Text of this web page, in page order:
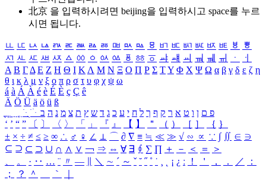
北京 을 입력하시려면 beijing을 입력하시고 space를 누르
시면 됩니다.
ㅥ ㅦ ㅧ ㅨ ㅩ ㅪ ㅫ ㅬ ㅭ ㅮ ㅯ ㅰ ㅱ ㅲ ㅳ ㅴ ㅵ ㅶ ㅷ ㅸ
ㅹ
ㅺ ㅻ ㅼ ㅽ ㅾ ㅿ ㆀ ㆁ ㆂ ㆃ ㆄ ㆅ ㆆ ㆇ ㆈ ㆉ ㆊ ㆋ ㆌ ㆍ
ㆎ
Α Β ΓΔ Ε Ζ Η Θ Ι ΚΛ Μ Ν Ξ Ο Π Ρ Σ ΤΥ Φ Χ Ψ Ω α β γ δ ε ζ η
θ ι κ λ μ ν ξ ο π ρ σ τ υ φ χ ψ ω
á à Á À é è É È ç Ç ê
Ä Ö Ü ä ö ü ß
ִֶֹ ֻּ ׁׂ פ ם ן ו ט א ר ק ף ך ל ח י ע כ ג ד ש ץ ת צ מ נ ה ב
‘ ’ “ ” 〔 〕 〈 〉 「 」 『 』 【 】 ＂ （ ） ［ ］ ｛ ｝
± × ÷ ≠ ≤ ≥ ∞ ∴ ♂ ♀ ∠ ⊥ ⌒ ∂ ∇ ≡ ≒ ≪ ≫ √ ∽ ∝ ∵ ∫ ∬ ∈ ∋
⊆ ⊇ ⊂ ⊃ ∪ ∩ ∧ ∨ ￢ ⇒ ⇔ ∀ ∃ ∮ ∑ ∏ ＋ － ＜ ＝
＞
、
。 · ‥ … ¨ 〃 ― ＼ ∼ ´ ～ ˇ ˘ ˝ ˚ ˙ ¸ ¡ ¿ ː ！ ＇ ， ． ／
：
；
？ ＾ ｀